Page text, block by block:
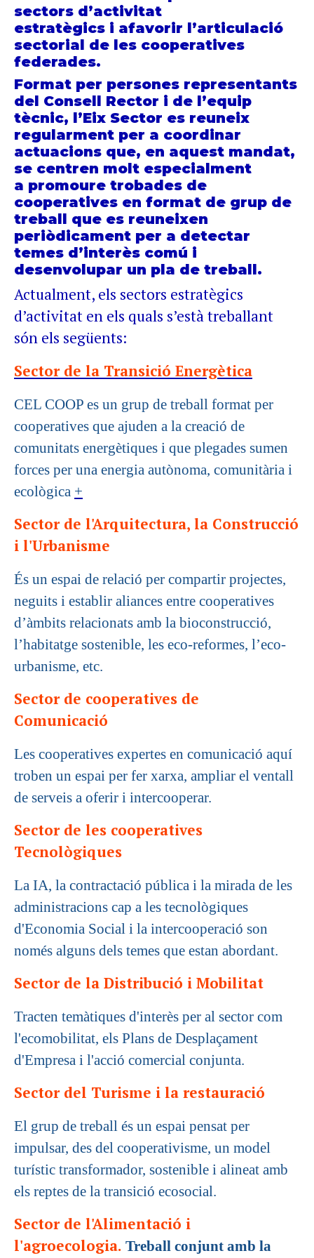
sectors d’activitat
estratègics i afavorir l’articulació
sectorial de les cooperatives
federades.
Format per persones representants
del Consell Rector i de l’equip
tècnic, l’Eix Sector es reuneix
regularment per a coordinar
actuacions que, en aquest mandat,
se centren molt especialment
a promoure trobades de
cooperatives en format de grup de
treball que es reuneixen
periòdicament per a detectar
temes d’interès comú i
desenvolupar un pla de treball.
Actualment, els sectors estratègics
d’activitat en els quals s’està treballant
són els següents:
Sector de la Transició Energètica
CEL COOP es un grup de treball format per
cooperatives que ajuden a la creació de
comunitats energètiques i que plegades sumen
forces per una energia autònoma, comunitària i
ecològica +
Sector de l'Arquitectura, la Construcció
i l'Urbanisme
És un espai de relació per compartir projectes,
neguits i establir aliances entre cooperatives
d’àmbits relacionats amb la bioconstrucció,
l’habitatge sostenible, les eco-reformes, l’eco-
urbanisme, etc.
Sector de cooperatives de
Comunicació
Les cooperatives expertes en comunicació aquí
troben un espai per fer xarxa, ampliar el ventall
de serveis a oferir i intercooperar.
Sector de les cooperatives
Tecnològiques
La IA, la contractació pública i la mirada de les
administracions cap a les tecnològiques
d'Economia Social i la intercooperació son
només alguns dels temes que estan abordant.
Sector de la Distribució i Mobilitat
Tracten temàtiques d'interès per al sector com
l'ecomobilitat, els Plans de Desplaçament
d'Empresa i l'acció comercial conjunta.
Sector del Turisme i la restauració
El grup de treball és un espai pensat per
impulsar, des del cooperativisme, un model
turístic transformador, sostenible i alineat amb
els reptes de la transició ecosocial.
Sector de l'Alimentació i
l'agroecologia. Treball conjunt amb la